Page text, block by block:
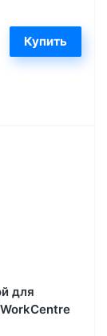
для